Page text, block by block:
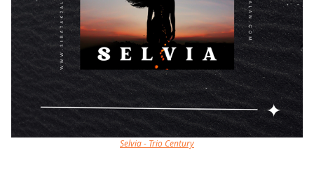
Selvia - Trio Century